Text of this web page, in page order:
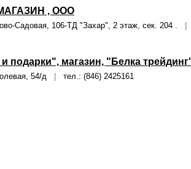
, ООО
Садовая, 106-ТД "Захар", 2 этаж, сек. 204 .
подарки", магазин, "Белка
54/д тел.: (846) 2425161